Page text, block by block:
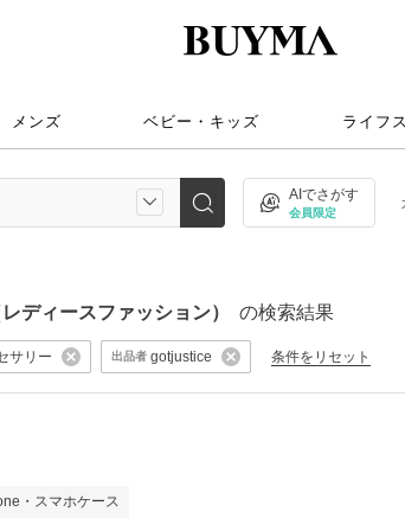
メンズ ベビー・キッズ ライフ
AIでさがす
会員限定
ディースファッション） の検索結果
サリー 出品者 gotjustice 条件をリセット
・スマホケース